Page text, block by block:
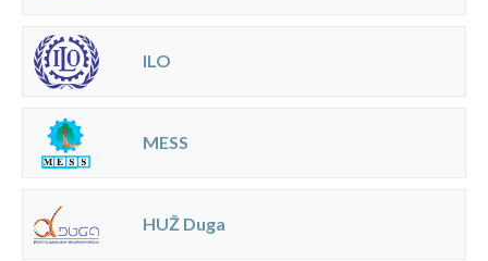
ILO
MESS
HUŽ Duga